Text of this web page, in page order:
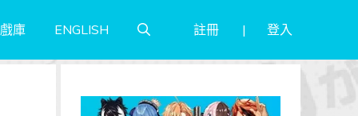
庫 ENGLISH 註冊 登入